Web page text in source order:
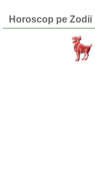
Horoscop pe Zodii